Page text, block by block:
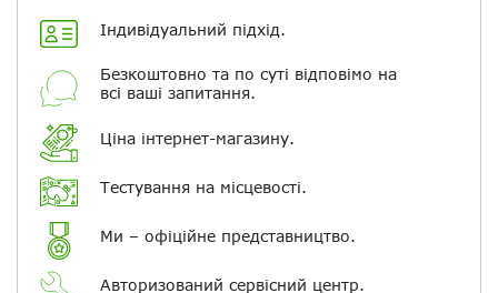
Індивідуальний підхід.
Безкоштовно та по суті відповімо на
всі ваші запитання.
Ціна інтернет-магазину.
Тестування на місцевості.
Ми – офіційне представництво.
Авторизований сервісний центр.
Ваше ім'я
Електронна пошта
Повідомляти про відповіді по
електронній пошті
Скасувати Залишити відгук